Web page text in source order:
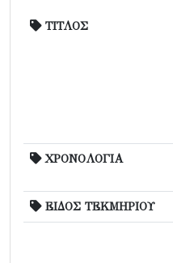
ΤΙΤΛΟΣ
ΧΡΟΝΟΛΟΓΙΑ
ΕΙΔΟΣ ΤΕΚΜΗΡΙΟΥ